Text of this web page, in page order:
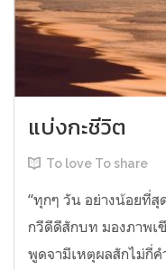
แบ่งกะชีวิต
To love To share
“ทุกๆ วัน อย่างน้อยที่สุ
กวีดีดีสักบท มองภาพเ
พูดจามีเหตุผลสักไม่กี่ค